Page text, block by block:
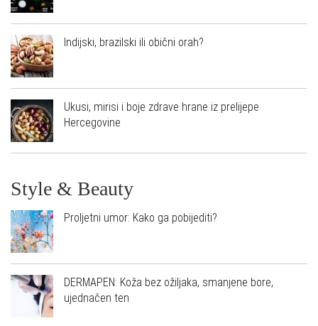
Indijski, brazilski ili obični orah?
Ukusi, mirisi i boje zdrave hrane iz prelijepe
Hercegovine
Style & Beauty
Proljetni umor: Kako ga pobijediti?
DERMAPEN: Koža bez ožiljaka, smanjene bore,
ujednačen ten